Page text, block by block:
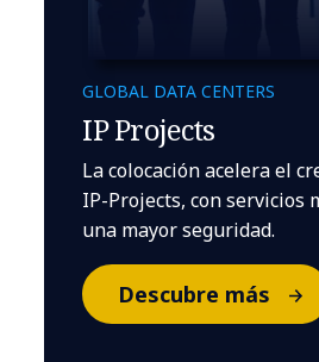
GLOBAL DATA CENTERS
IP Projects
La colocación acelera el
IP-Projects, con servicios
una mayor seguridad.
Descubre más